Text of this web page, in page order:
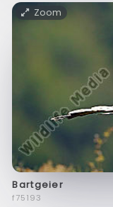
Zoom
Bartgeier
f75193